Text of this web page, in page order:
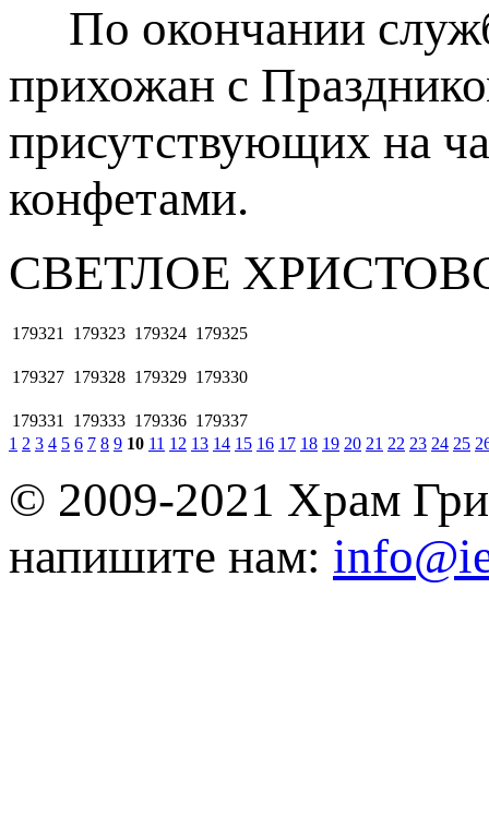
По окончании
прихожан с
присутствующих на
конфетами.
СВЕТЛОЕ
179321 179323 179324 179325
179327 179328 179329 179330
179331 179333 179336 179337
1 2 3 4 5 6 7 8 9 10 11 12 13 14 15 16 17 18 19 20 21 22 23 24 25
© 2009-2021 Храм
напишите нам: